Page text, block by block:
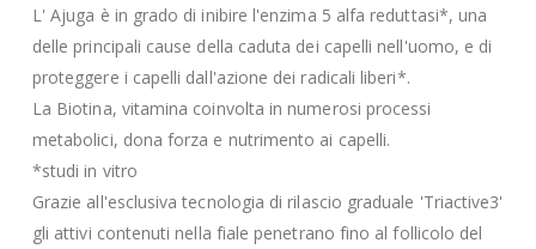
L' Ajuga è in grado di inibire l'enzima 5 alfa reduttasi*, una
delle principali cause della caduta dei capelli nell'uomo, e di
proteggere i capelli dall'azione dei radicali liberi*.
La Biotina, vitamina coinvolta in numerosi processi
metabolici, dona forza e nutrimento ai capelli.
*studi in vitro
Grazie all'esclusiva tecnologia di rilascio graduale 'Triactive3'
gli attivi contenuti nella fiale penetrano fino al follicolo del